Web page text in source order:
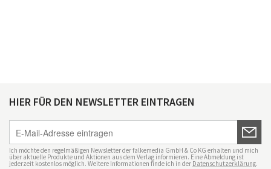
HIER FÜR DEN NEWSLETTER EINTRAGEN
Ich möchte den regelmäßigen Newsletter der falkemedia GmbH & Co KG erhalten und mich
über aktuelle Produkte und Aktionen aus dem Verlag informieren. Eine Abmeldung ist
jederzeit kostenlos möglich. Weitere Informationen finde ich in der Datenschutzerklärung.